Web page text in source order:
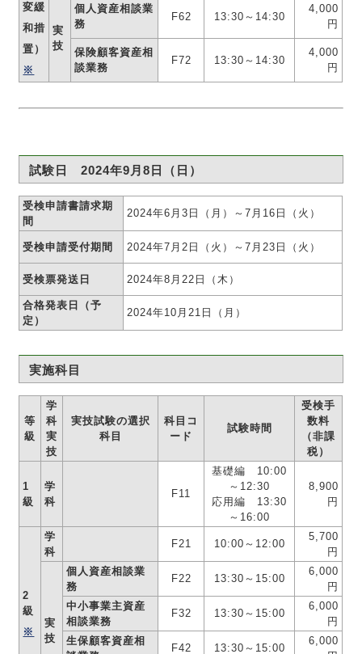
変緩
和措
置）
※
実
技
個人資産相談業
務
F62 13:30～14:30
4,000
円
保険顧客資産相
談業務
F72 13:30～14:30
4,000
円
試験日 2024年9月8日（日）
受検申請書請求期
間
2024年6月3日（月）～7月16日（火）
受検申請受付期間 2024年7月2日（火）～7月23日（火）
受検票発送日 2024年8月22日（木）
合格発表日（予
定）
2024年10月21日（月）
実施科目
等
級
学
科
実
技
実技試験の選択
科目
科目コ
ード
試験時間
受検手
数料
（非課
税）
1
級
学
科
F11
基礎編 10:00
～12:30
応用編 13:30
～16:00
8,900
円
2
級
※
学
科
F21 10:00～12:00
5,700
円
実
技
個人資産相談業
務
F22 13:30～15:00
6,000
円
中小事業主資産
相談業務
F32 13:30～15:00
6,000
円
生保顧客資産相
F42 13:30～15:00
6,000